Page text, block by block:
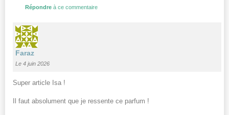
Répondre à ce commentaire
Faraz
Le 4 juin 2026
Super article Isa !
Il faut absolument que je ressente ce parfum !